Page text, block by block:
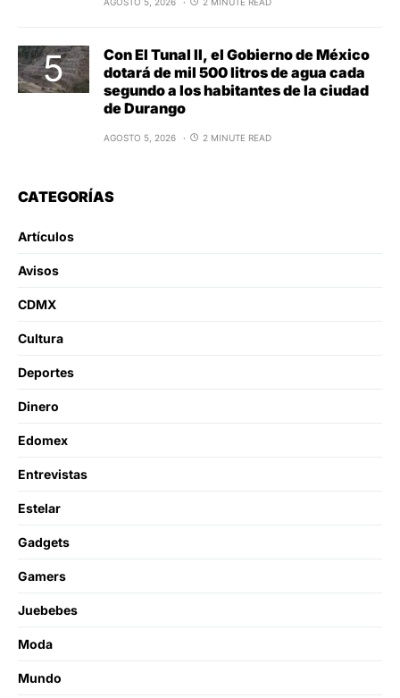
Con El Tunal II, el Gobierno de México
dotará de mil 500 litros de agua cada
segundo a los habitantes de la ciudad
de Durango
AGOSTO 5, 2026 2 MINUTE READ
CATEGORÍAS
Artículos
Avisos
CDMX
Cultura
Deportes
Dinero
Edomex
Entrevistas
Estelar
Gadgets
Gamers
Juebebes
Moda
Mundo